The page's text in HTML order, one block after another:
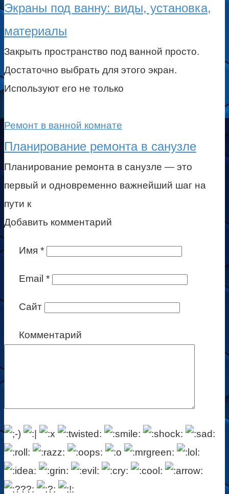
Экраны под ванну: виды, установка,
материалы
Закрыть пространство под ванной просто.
Достаточно выбрать для этого экран.
Используют его не только
Ремонт в ванной комнате
Планирование ремонта в санузле
Планирование ремонта в санузле — это
первый и одновременно важнейший шаг на
пути к
Добавить комментарий
Имя *
Email *
Сайт
Комментарий